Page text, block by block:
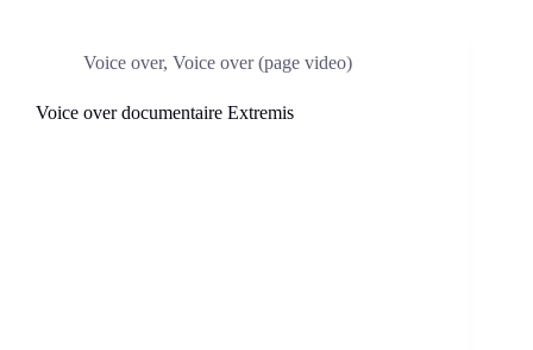
Voice over, Voice over (page video)
Voice over documentaire Extremis